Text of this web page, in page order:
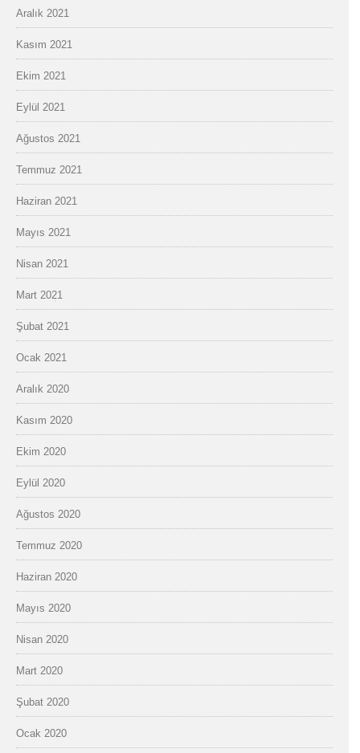
Aralık 2021
Kasım 2021
Ekim 2021
Eylül 2021
Ağustos 2021
Temmuz 2021
Haziran 2021
Mayıs 2021
Nisan 2021
Mart 2021
Şubat 2021
Ocak 2021
Aralık 2020
Kasım 2020
Ekim 2020
Eylül 2020
Ağustos 2020
Temmuz 2020
Haziran 2020
Mayıs 2020
Nisan 2020
Mart 2020
Şubat 2020
Ocak 2020